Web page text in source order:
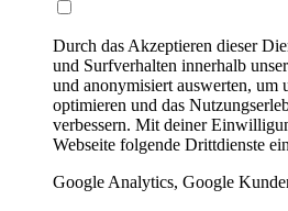
Durch das Akzeptieren dieser
und Surfverhalten innerhalb
und anonymisiert auswerten, um
optimieren und das
verbessern. Mit deiner
Webseite folgende Drittdienste
Google Analytics, Google